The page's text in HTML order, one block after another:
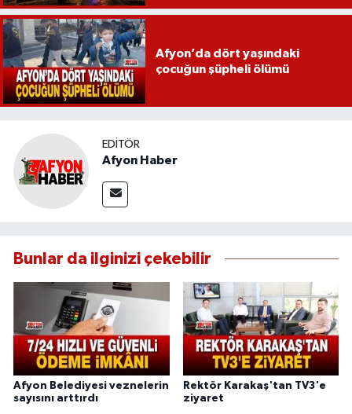
Afyon’da dört yaşındaki
çocuğun şüpheli ölümü
EDITÖR
Afyon Haber
Bunlar da ilginizi çekebilir
Afyon Belediyesi veznelerin
sayısını arttırdı
Rektör Karakaş'tan TV3'e
ziyaret